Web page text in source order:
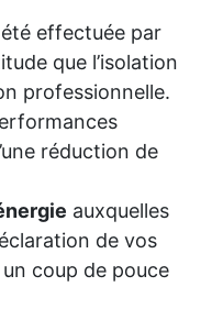
effectuée par
que l’isolation
professionnelle.
réduction de
auxquelles
de vos
coup de pouce